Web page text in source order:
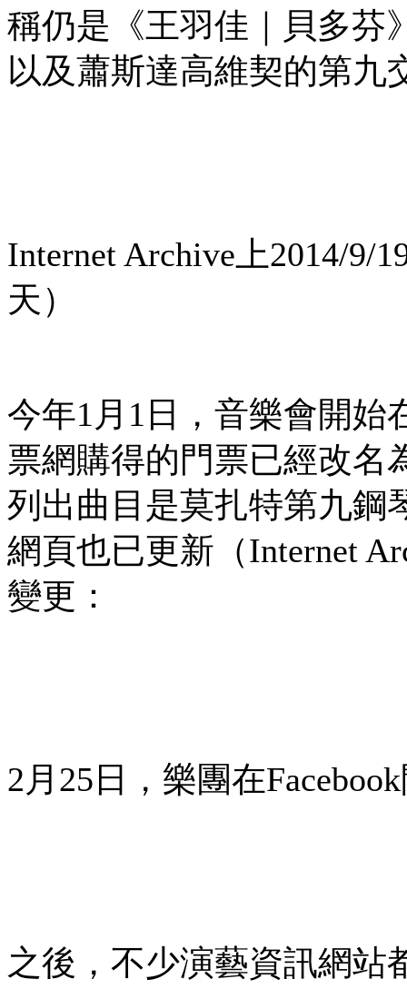
稱仍是《王羽佳｜貝多芬
以及蕭斯達高維契的第九
Internet Archive上2014/9/
天）
今年1月1日，音樂會開始
票網購得的門票已經改名
列出曲目是莫扎特第九鋼
網頁也已更新（Internet
變更：
2月25日，樂團在
之後，不少演藝資訊網站